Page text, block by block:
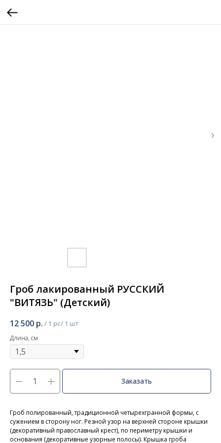
Гроб лакированный РУССКИЙ
"ВИТЯЗЬ" (Детский)
12 500 р. / 1 pc
Длина, см
Заказать
Гроб полированный, традиционной четырехгранной формы, с
сужением в сторону ног. Резной узор на верхней стороне крышки
(декоративный православный крест), по периметру крышки и
основания (декоративные узорные полосы). Крышка гроба